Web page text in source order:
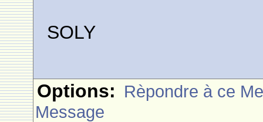
SOLY
Options: Rèpondre à ce
Message